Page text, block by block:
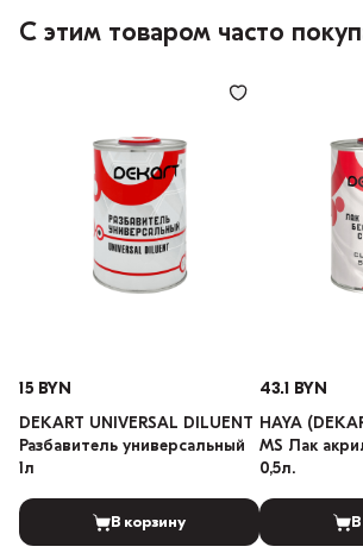
С этим товаром часто
15 BYN
DEKART UNIVERSAL DILUENT
Разбавитель универсальный
1л
В корзину
43.1 BYN
HAYA
MS Лак
0,5л.